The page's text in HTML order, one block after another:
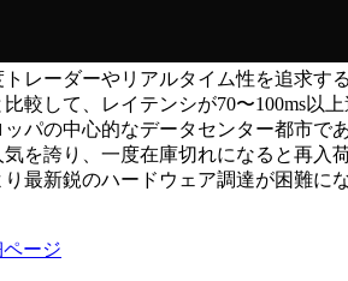
レーダーやリアルタイム性を追求す
較して、レイテンシが70〜100ms以
パの中心的なデータセンター都市で
を誇り、一度在庫切れになると再入
最新鋭のハードウェア調達が困難
ページ